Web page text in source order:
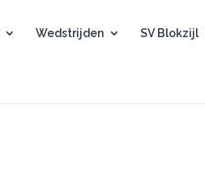
Wedstrijden SV Blokzijl